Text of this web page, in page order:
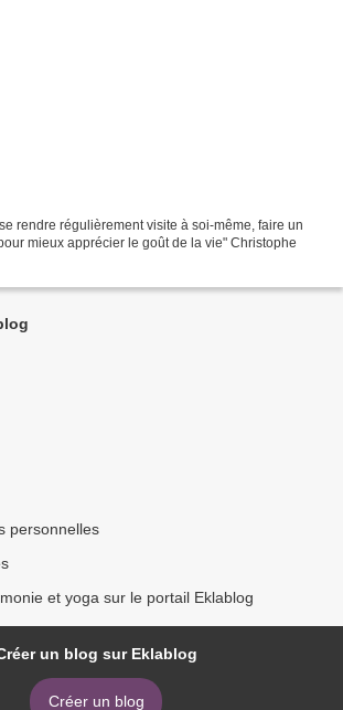
rendre régulièrement visite à soi-même, faire un
mieux apprécier le goût de la vie" Christophe
personnelles
et yoga sur le portail Eklablog
un blog sur Eklablog
Créer un blog